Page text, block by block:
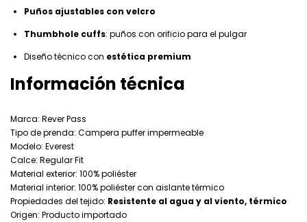
Puños ajustables con velcro
Thumbhole cuffs: puños con orificio para el pulgar
Diseño técnico con estética premium
Información técnica
Marca: Rever Pass
Tipo de prenda: Campera puffer impermeable
Modelo: Everest
Calce: Regular Fit
Material exterior: 100% poliéster
Material interior: 100% poliéster con aislante térmico
Propiedades del tejido: Resistente al agua y al viento, térmico
Origen: Producto importado